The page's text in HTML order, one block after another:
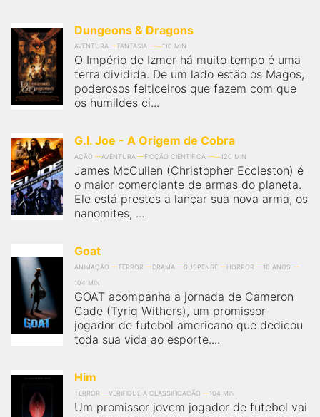
Dungeons & Dragons
AVENTURA FANTASIA 110 MIN
O Império de Izmer há muito tempo é uma
terra dividida. De um lado estão os Magos,
poderosos feiticeiros que fazem com que
os humildes ci...
G.I. Joe - A Origem de Cobra
AÇÃO AVENTURA FICÇÃO CIENTÍFICA 120 MIN
James McCullen (Christopher Eccleston) é
o maior comerciante de armas do planeta.
Ele está prestes a lançar sua nova arma, os
nanomites, ...
Goat
ANIMAÇÃO TERROR DRAMA SUSPENSE HORROR
18 ANOS
104 MIN
GOAT acompanha a jornada de Cameron
Cade (Tyriq Withers), um promissor
jogador de futebol americano que dedicou
toda sua vida ao esporte....
Him
TERROR VERIFIQUE A CLASSIFICAÇÃO 104 MIN
Um promissor jovem jogador de futebol vai